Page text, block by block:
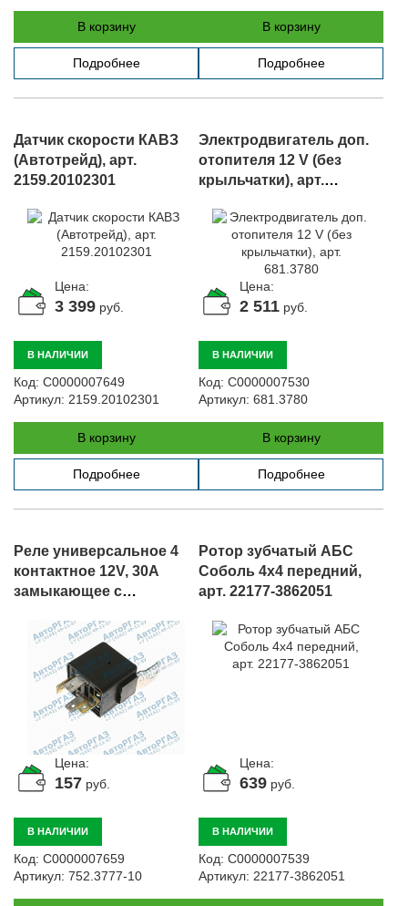
В корзину
Подробнее
В корзину
Подробнее
Датчик скорости КАВЗ
(Автотрейд), арт.
2159.20102301
Цена:
3 399 руб.
В НАЛИЧИИ
Код: С0000007649
Артикул: 2159.20102301
В корзину
Подробнее
Электродвигатель доп.
отопителя 12 V (без
крыльчатки), арт.
Цена:
2 511 руб.
В НАЛИЧИИ
Код: С0000007530
Артикул: 681.3780
В корзину
Подробнее
Реле универсальное 4
контактное 12V, 30А
замыкающее с
резистором
(АВТОТРЕЙД), арт.
752.3777-10
Цена:
157 руб.
В НАЛИЧИИ
Код: С0000007659
Артикул: 752.3777-10
Ротор зубчатый АБС
Соболь 4х4 передний,
арт. 22177-3862051
Цена:
639 руб.
В НАЛИЧИИ
Код: С0000007539
Артикул: 22177-3862051